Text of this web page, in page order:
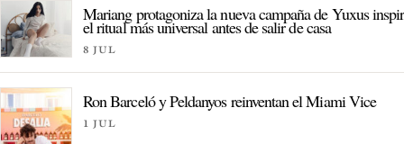
Mariang protagoniza la nueva campaña de Yuxus
el ritual más universal antes de salir de casa
8 JUL
Ron Barceló y Peldanyos reinventan el Miami Vice
1 JUL